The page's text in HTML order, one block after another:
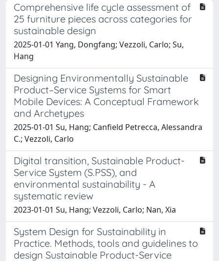
Comprehensive life cycle assessment of
25 furniture pieces across categories for
sustainable design
2025-01-01 Yang, Dongfang; Vezzoli, Carlo; Su,
Hang
Designing Environmentally Sustainable
Product–Service Systems for Smart
Mobile Devices: A Conceptual Framework
and Archetypes
2025-01-01 Su, Hang; Canfield Petrecca, Alessandra
C.; Vezzoli, Carlo
Digital transition, Sustainable Product-
Service System (S.PSS), and
environmental sustainability - A
systematic review
2023-01-01 Su, Hang; Vezzoli, Carlo; Nan, Xia
System Design for Sustainability in
Practice. Methods, tools and guidelines to
design Sustainable Product-Service